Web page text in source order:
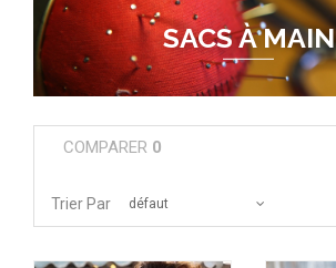
SACS À MAIN
COMPARER 0
Trier Par défaut